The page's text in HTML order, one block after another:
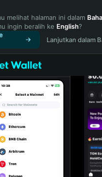
melihat halaman ini dalam
ingin beralih ke English?
Lanjutkan dalam